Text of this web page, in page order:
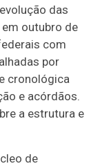
das
outubro de
com
por
cronológica
e acórdãos.
a estrutura e
de